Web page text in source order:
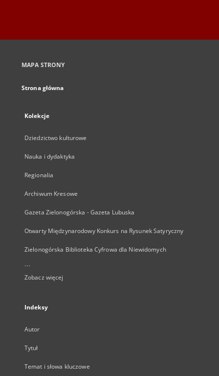
MAPA STRONY
Strona główna
Kolekcje
Dziedzictwo kulturowe
Nauka i dydaktyka
Regionalia
Archiwum Kresowe
Gazeta Zielonogórska - Gazeta Lubuska
Otwarty Międzynarodowy Konkurs na Rysunek Satyryczny
Zielonogórska Biblioteka Cyfrowa dla Niewidomych
...
Zobacz więcej
Indeksy
Autor
Tytuł
Temat i słowa kluczowe